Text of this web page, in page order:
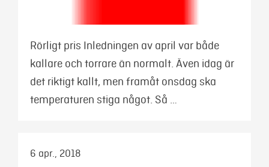
Rörligt pris Inledningen av april var både
kallare och torrare än normalt. Även idag är
det riktigt kallt, men framåt onsdag ska
temperaturen stiga något. Så …
6 apr., 2018